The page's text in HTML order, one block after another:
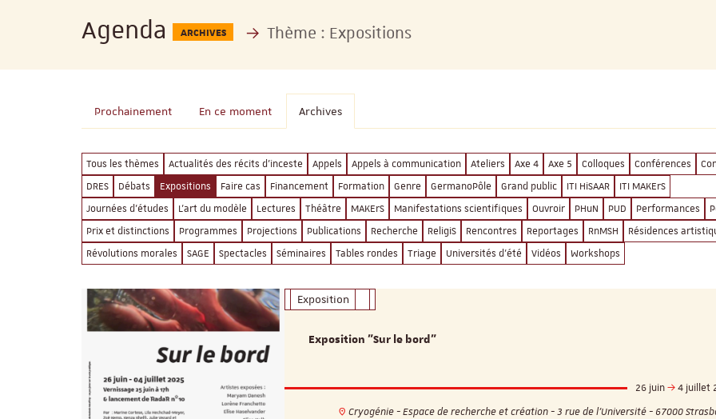
Agenda ARCHIVES Thème : Expositions
Prochainement En ce moment Archives
Tous les thèmes Actualités des récits d'inceste Appels Appels à communication Ateliers Axe 4 Axe 5 Colloques Conférences
DRES
Débats Expositions Faire cas Financement Formation Genre GermanoPôle Grand public ITI HiSAAR
ITI MAKErS
Journées d'études
L'art du modèle Lectures Théâtre MAKErS Manifestations scientifiques Ouvroir PHuN PUD Performances
Prix et distinctions
Programmes Projections Publications Recherche ReligiS Rencontres Reportages RnMSH
Résidences
Révolutions morales
SAGE Spectacles Séminaires Tables rondes Triage Universités d'été Vidéos Workshops
Exposition
Exposition "Sur le bord"
26 juin
4 juillet
Cryogénie - Espace de recherche et création - 3 rue de l'Université - 67000